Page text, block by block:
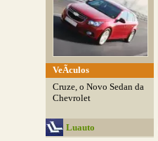
VeÃ­culos
Cruze, o Novo Sedan da
Chevrolet
Luauto